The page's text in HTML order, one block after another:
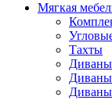
Мягкая
Тахты